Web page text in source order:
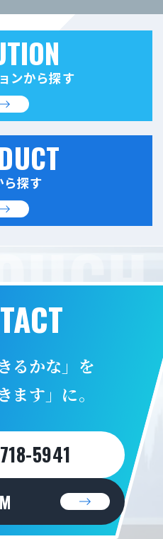
ンから探す
ら探す
るかな」を
ます」に。
5941